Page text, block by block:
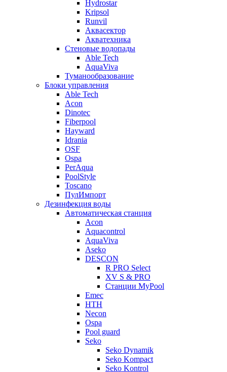
Hydrostar
Kripsol
Runvil
Аквасектор
Акватехника
Стеновые водопады
Able Tech
AquaViva
Туманообразование
Блоки управления
Able Tech
Acon
Dinotec
Fiberpool
Hayward
Idrania
OSF
Ospa
PerAqua
PoolStyle
Toscano
ПулИмпорт
Дезинфекция воды
Автоматическая станция
Acon
Aquacontrol
AquaViva
Aseko
DESCON
R PRO Select
XV S & PRO
Станции MyPool
Emec
HTH
Necon
Ospa
Pool guard
Seko
Seko Dynamik
Seko Kompact
Seko Kontrol